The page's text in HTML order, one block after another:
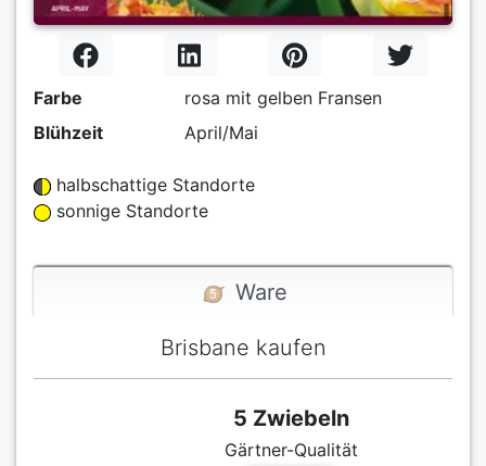
Farbe
rosa mit gelben Fransen
Blühzeit
April/Mai
halbschattige Standorte
sonnige Standorte
Ware
Brisbane kaufen
5 Zwiebeln
Gärtner-Qualität